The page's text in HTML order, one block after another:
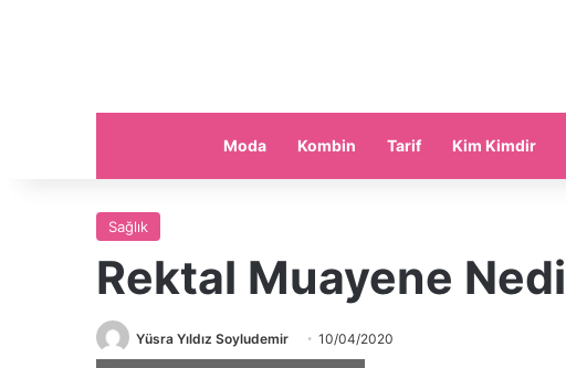
Moda Kombin Tarif Kim Kimdir
Sağlık
Rektal Muayene
Yüsra Yıldız Soyludemir 10/04/2020